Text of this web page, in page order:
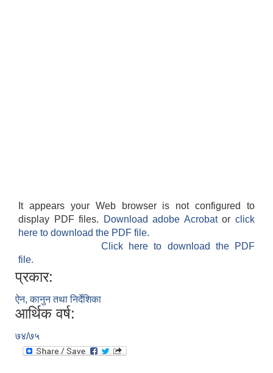
It appears your Web browser is not configured to
display PDF files.
Download adobe Acrobatorclick
here to download the PDF file.
Click here to download the PDF
file.
प्रकार:
ऐन, कानुन तथा निर्देशिका
आर्थिक वर्ष:
७४/७५